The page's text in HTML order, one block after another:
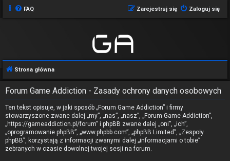
FAQ Zaloguj się
Zarejestruj się
Strona główna
Forum Game Addiction - Zasady ochrony danych osobowych
Ten tekst opisuje, w jaki sposób „Forum Game Addiction” i firmy
stowarzyszone zwane dalej „my”, „nas”, „nasz”, „Forum Game Addiction”,
„https://gameaddiction.pl/forum” i phpBB zwane dalej „oni”, „ich”,
„oprogramowanie phpBB”, „www.phpbb.com”, „phpBB Limited”, „Zespoły
phpBB”, korzystają z informacji zwanymi dalej „informacjami o tobie”
zebranych w czasie dowolnej twojej sesji na forum.